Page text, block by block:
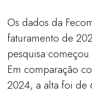
Os dados da
faturamento de
pesquisa
Em comparação
2024, a alta foi de